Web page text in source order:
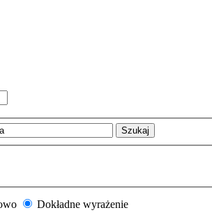
Szukaj
Dokładne wyrażenie